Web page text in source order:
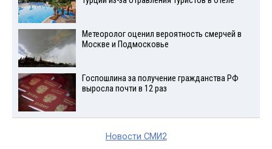
Метеоролог оценил вероятность смерчей в
Москве и Подмосковье
Госпошлина за получение гражданства РФ
выросла почти в 12 раз
Новости СМИ2